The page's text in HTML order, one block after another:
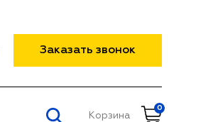
Заказать звонок
Корзина
0